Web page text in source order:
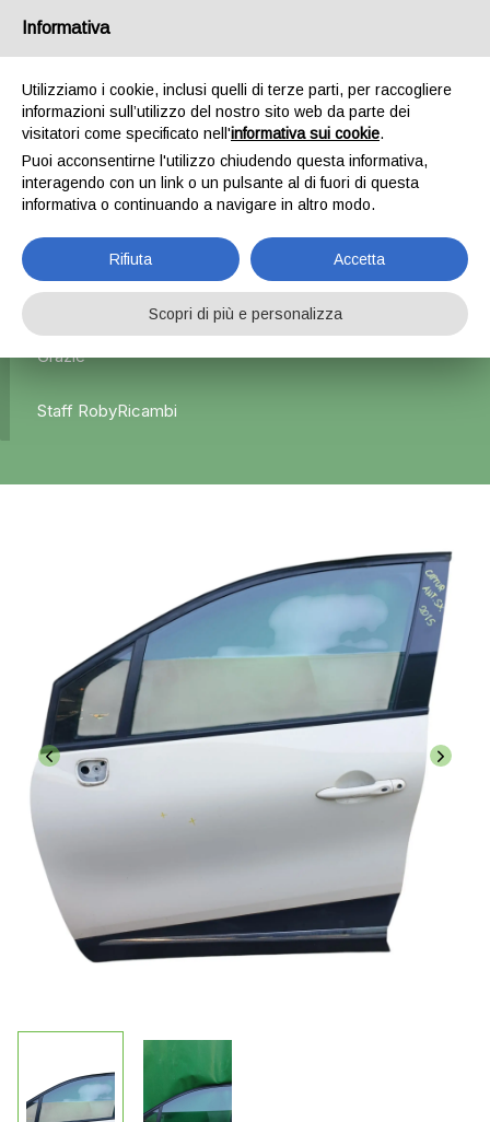
Home Esterni
Portiere anteriori e posteriori
Porta/Portiera Anteriore Sinistra x Renault Capture – 2015
L'azienda Resta Chiusa Dal 5.08 Al 31.08 Qualsiasi
Ordine Verrà Accettato Ma La Spedizione Ripartirà Dal 1
Grazie
Staff RobyRicambi
Informativa
Utilizziamo i cookie, inclusi quelli di terze parti, per raccogliere
informazioni sull’utilizzo del nostro sito web da parte dei
visitatori come specificato nell'informativa sui cookie.
Puoi acconsentirne l'utilizzo chiudendo questa informativa,
interagendo con un link o un pulsante al di fuori di questa
informativa o continuando a navigare in altro modo.
Rifiuta Accetta
Scopri di più e personalizza